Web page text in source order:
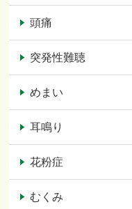
頭痛
突発性難聴
めまい
耳鳴り
花粉症
むくみ